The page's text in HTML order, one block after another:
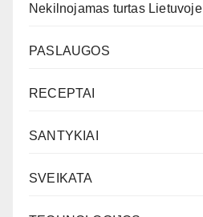
Nekilnojamas turtas Lietuvoje
PASLAUGOS
RECEPTAI
SANTYKIAI
SVEIKATA